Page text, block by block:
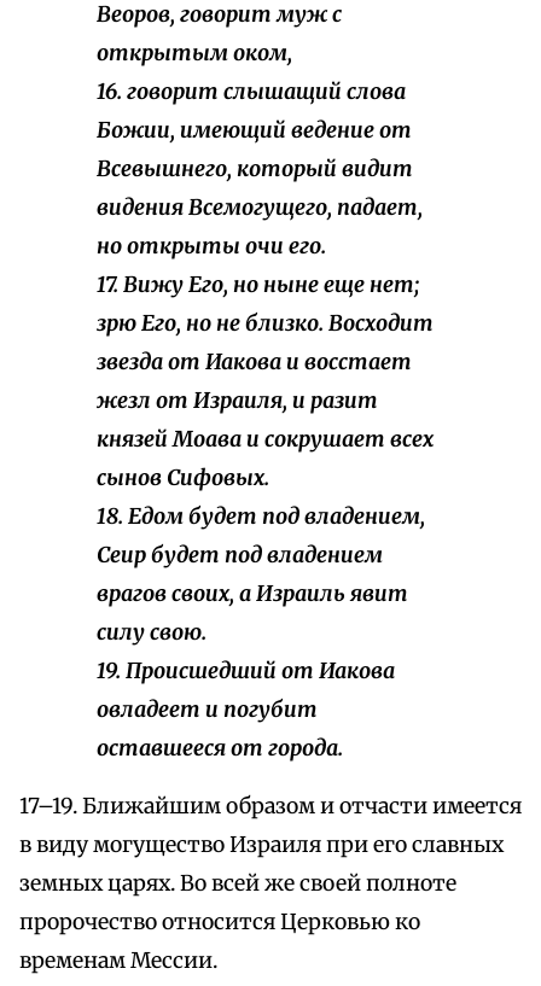
Веоров, говорит муж с
открытым оком,
16. говорит слышащий слова
Божии, имеющий ведение от
Всевышнего, который видит
видения Всемогущего, падает,
но открыты очи его.
17. Вижу Его, но ныне еще нет;
зрю Его, но не близко. Восходит
звезда от Иакова и восстает
жезл от Израиля, и разит
князей Моава и сокрушает всех
сынов Сифовых.
18. Едом будет под владением,
Сеир будет под владением
врагов своих, а Израиль явит
силу свою.
19. Происшедший от Иакова
овладеет и погубит
оставшееся от города.
17–19. Ближайшим образом и отчасти имеется
в виду могущество Израиля при его славных
земных царях. Во всей же своей полноте
пророчество относится Церковью ко
временам Мессии.